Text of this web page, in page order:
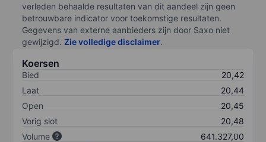
verleden behaalde resultaten van dit aandeel zijn geen
betrouwbare indicator voor toekomstige resultaten.
Gegevens van externe aanbieders zijn door Saxo niet
gewijzigd. Zie volledige disclaimer.
Koersen
Bied
20,42
Laat
20,44
Open
20,45
Vorig slot
20,48
Volume
641.327,00